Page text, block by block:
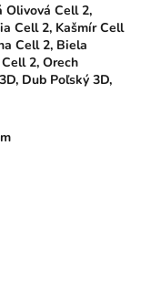
Olivová Cell 2,
Cell 2, Kašmír Cell
Cell 2, Biela
2, Orech
Dub Poľský 3D,